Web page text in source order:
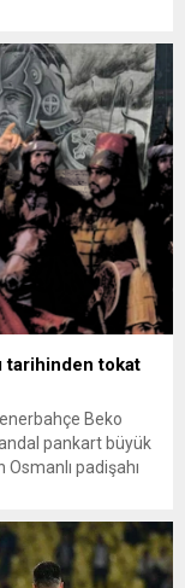
tarihinden tokat
Beko
pankart büyük
padişahı
Sultan Mehmed,